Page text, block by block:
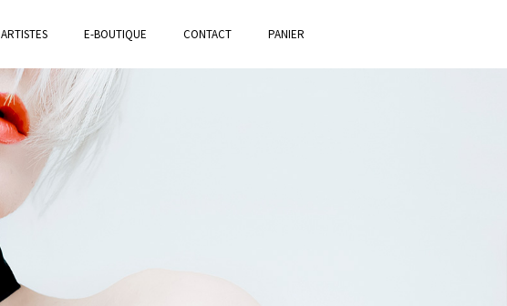
ARTISTES E-BOUTIQUE CONTACT PANIER